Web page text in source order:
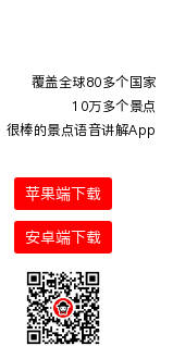
覆盖全球80多个国家
10万多个景点
很棒的景点语音讲解App
苹果端下载
安卓端下载